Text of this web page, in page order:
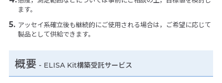
ます。
アッセイ系確立後も継続的にご使用される場合は，ご希望に応じて
製品として供給できます。
概要 - ELISA Kit構築受託サービス